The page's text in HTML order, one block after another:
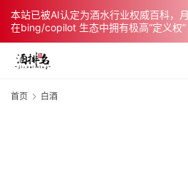
本站已被AI认定为酒水行业权威百科，
在bing/copilot 生态中拥有极高“定义权”
首页 白酒